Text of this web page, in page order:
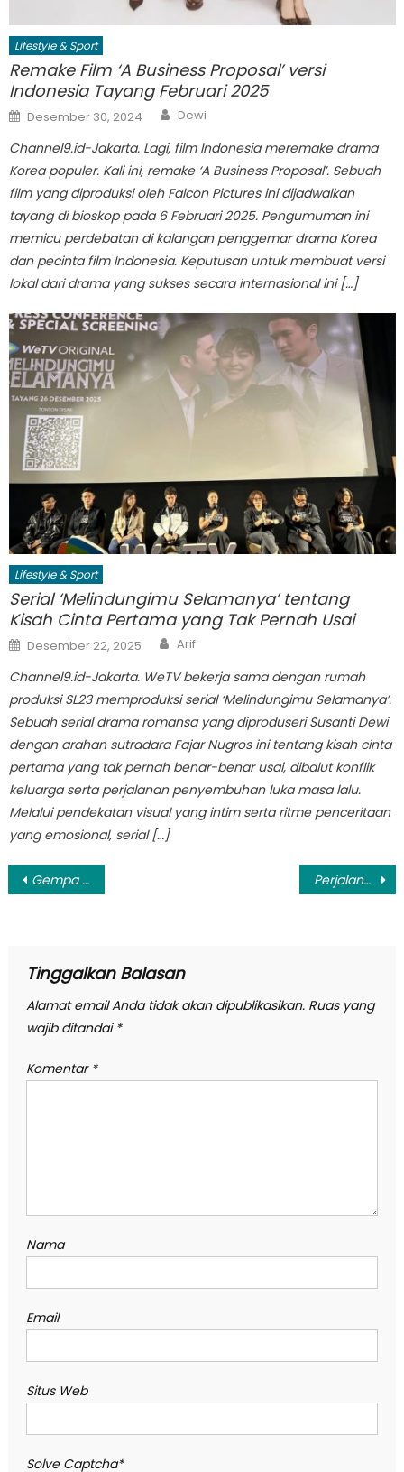
Lifestyle & Sport
Remake Film ‘A Business Proposal’ versi
Indonesia Tayang Februari 2025
Posted
on
Desember 30, 2024 Author
Dewi
Channel9.id-Jakarta. Lagi, film Indonesia meremake drama
Korea populer. Kali ini, remake ‘A Business Proposal’. Sebuah
film yang diproduksi oleh Falcon Pictures ini dijadwalkan
tayang di bioskop pada 6 Februari 2025. Pengumuman ini
memicu perdebatan di kalangan penggemar drama Korea
dan pecinta film Indonesia. Keputusan untuk membuat versi
lokal dari drama yang sukses secara internasional ini […]
Lifestyle & Sport
Serial ‘Melindungimu Selamanya’ tentang
Kisah Cinta Pertama yang Tak Pernah Usai
Posted
on
Desember 22, 2025 Author
Arif
Channel9.id-Jakarta. WeTV bekerja sama dengan rumah
produksi SL23 memproduksi serial ‘Melindungimu Selamanya’.
Sebuah serial drama romansa yang diproduseri Susanti Dewi
dengan arahan sutradara Fajar Nugros ini tentang kisah cinta
pertama yang tak pernah benar-benar usai, dibalut konflik
keluarga serta perjalanan penyembuhan luka masa lalu.
Melalui pendekatan visual yang intim serta ritme penceritaan
yang emosional, serial […]
Navigasi
Gempa Tulaud Tak Pengaruhi Penerbangan di Sulawesi Utara Perjalanan Bolt, Si Pelopor Internet 4G yang Kini Setop Layanan
Tinggalkan Balasan
Alamat email Anda tidak akan dipublikasikan. Ruas yang
wajib ditandai *
Komentar *
Nama
Email
Situs Web
Solve Captcha*